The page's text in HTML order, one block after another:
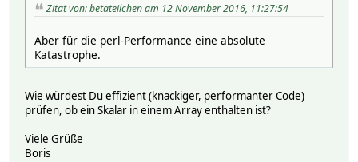
Zitat von: betateilchen am 12 November 2016, 11:27:54
Aber für die perl-Performance eine absolute
Katastrophe.
Wie würdest Du effizient (knackiger, performanter Code)
prüfen, ob ein Skalar in einem Array enthalten ist?
Viele Grüße
Boris